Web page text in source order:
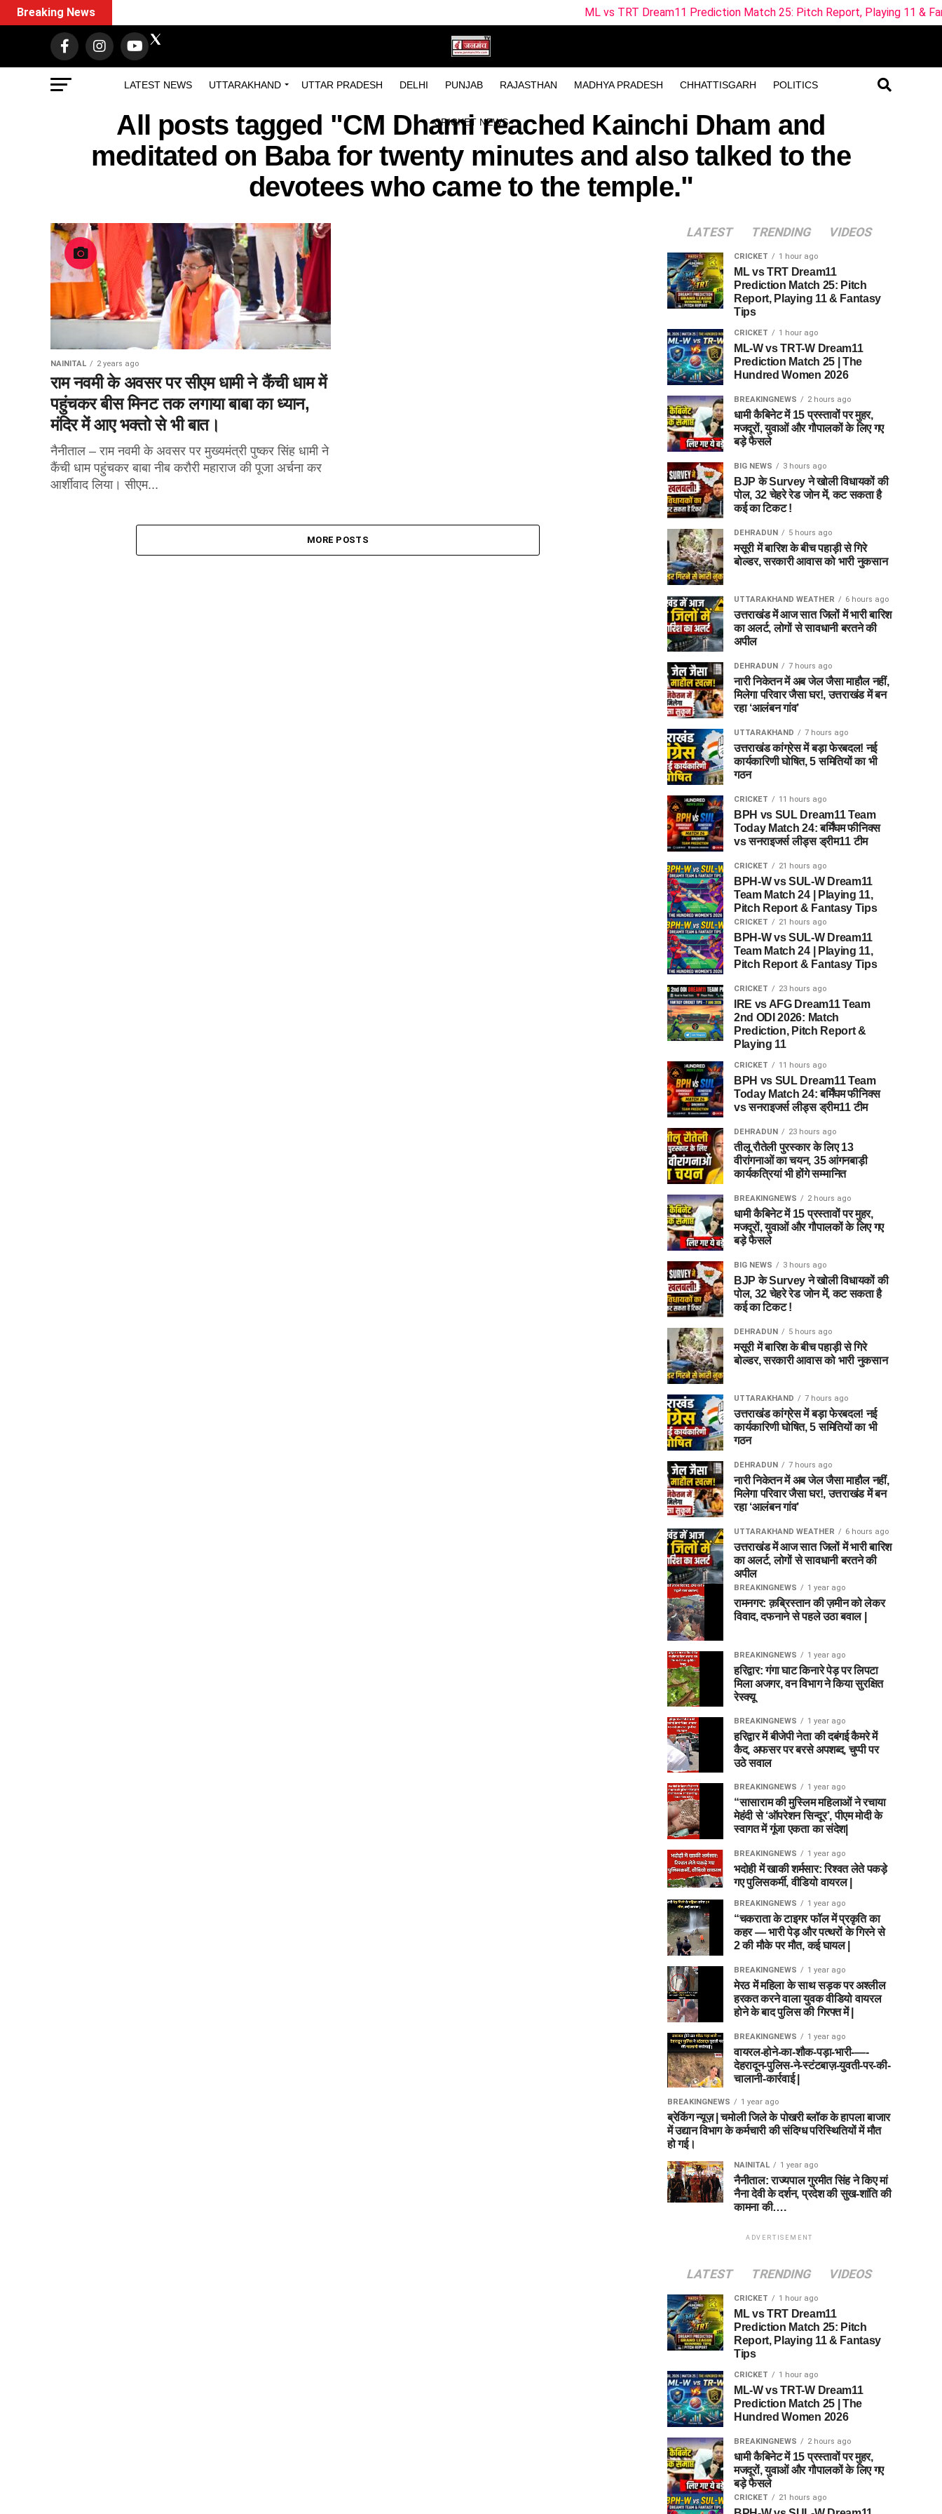
LATEST NEWS UTTARAKHAND UTTAR PRADESH DELHI PUNJAB RAJASTHAN MADHYA PRADESH CHHATTISGARH POLITICS
CRICKET NEWS
Breaking News ML vs TRT Dream11 Prediction Match 25: Pitch Report, Playing 11 & Fantasy Tips
All posts tagged "CM Dhami reached Kainchi Dham and
meditated on Baba for twenty minutes and also talked to the
devotees who came to the temple."
NAINITAL 2 years ago
राम नवमी के अवसर पर सीएम धामी ने कैंची धाम में
पहुंचकर बीस मिनट तक लगाया बाबा का ध्यान,
मंदिर में आए भक्तो से भी बात।
नैनीताल – राम नवमी के अवसर पर मुख्यमंत्री पुष्कर सिंह धामी ने
कैंची धाम पहुंचकर बाबा नीब करौरी महाराज की पूजा अर्चना कर
आर्शीवाद लिया। सीएम...
MORE POSTS
LATEST TRENDING VIDEOS
CRICKET 1 hour ago
ML vs TRT Dream11
Prediction Match 25: Pitch
Report, Playing 11 & Fantasy
Tips
CRICKET 1 hour ago
ML-W vs TRT-W Dream11
Prediction Match 25 | The
Hundred Women 2026
BREAKINGNEWS 2 hours ago
धामी कैबिनेट में 15 प्रस्तावों पर मुहर,
मजदूरों, युवाओं और गौपालकों के लिए गए
बड़े फैसले
BIG NEWS 3 hours ago
BJP के Survey ने खोली विधायकों की
पोल, 32 चेहरे रेड जोन में, कट सकता है
कई का टिकट !
DEHRADUN 5 hours ago
मसूरी में बारिश के बीच पहाड़ी से गिरे
बोल्डर, सरकारी आवास को भारी नुकसान
UTTARAKHAND WEATHER 6 hours ago
उत्तराखंड में आज सात जिलों में भारी बारिश
का अलर्ट, लोगों से सावधानी बरतने की
अपील
DEHRADUN 7 hours ago
नारी निकेतन में अब जेल जैसा माहौल नहीं,
मिलेगा परिवार जैसा घर!, उत्तराखंड में बन
रहा ‘आलंबन गांव’
UTTARAKHAND 7 hours ago
उत्तराखंड कांग्रेस में बड़ा फेरबदल! नई
कार्यकारिणी घोषित, 5 समितियों का भी
गठन
CRICKET 11 hours ago
BPH vs SUL Dream11 Team
Today Match 24: बर्मिंघम फीनिक्स
vs सनराइजर्स लीड्स ड्रीम11 टीम
CRICKET 21 hours ago
BPH-W vs SUL-W Dream11
Team Match 24 | Playing 11,
Pitch Report & Fantasy Tips
CRICKET 21 hours ago
BPH-W vs SUL-W Dream11
Team Match 24 | Playing 11,
Pitch Report & Fantasy Tips
CRICKET 23 hours ago
IRE vs AFG Dream11 Team
2nd ODI 2026: Match
Prediction, Pitch Report &
Playing 11
CRICKET 11 hours ago
BPH vs SUL Dream11 Team
Today Match 24: बर्मिंघम फीनिक्स
vs सनराइजर्स लीड्स ड्रीम11 टीम
DEHRADUN 23 hours ago
तीलू रौतेली पुरस्कार के लिए 13
वीरांगनाओं का चयन, 35 आंगनबाड़ी
कार्यकत्रियां भी होंगे सम्मानित
BREAKINGNEWS 2 hours ago
धामी कैबिनेट में 15 प्रस्तावों पर मुहर,
मजदूरों, युवाओं और गौपालकों के लिए गए
बड़े फैसले
BIG NEWS 3 hours ago
BJP के Survey ने खोली विधायकों की
पोल, 32 चेहरे रेड जोन में, कट सकता है
कई का टिकट !
DEHRADUN 5 hours ago
मसूरी में बारिश के बीच पहाड़ी से गिरे
बोल्डर, सरकारी आवास को भारी नुकसान
UTTARAKHAND 7 hours ago
उत्तराखंड कांग्रेस में बड़ा फेरबदल! नई
कार्यकारिणी घोषित, 5 समितियों का भी
गठन
DEHRADUN 7 hours ago
नारी निकेतन में अब जेल जैसा माहौल नहीं,
मिलेगा परिवार जैसा घर!, उत्तराखंड में बन
रहा ‘आलंबन गांव’
UTTARAKHAND WEATHER 6 hours ago
उत्तराखंड में आज सात जिलों में भारी बारिश
का अलर्ट, लोगों से सावधानी बरतने की
अपील
BREAKINGNEWS 1 year ago
रामनगर: क़ब्रिस्तान की ज़मीन को लेकर
विवाद, दफनाने से पहले उठा बवाल |
BREAKINGNEWS 1 year ago
हरिद्वार: गंगा घाट किनारे पेड़ पर लिपटा
मिला अजगर, वन विभाग ने किया सुरक्षित
रेस्क्यू
BREAKINGNEWS 1 year ago
हरिद्वार में बीजेपी नेता की दबंगई कैमरे में
कैद, अफसर पर बरसे अपशब्द, चुप्पी पर
उठे सवाल
BREAKINGNEWS 1 year ago
“सासाराम की मुस्लिम महिलाओं ने रचाया
मेहंदी से ‘ऑपरेशन सिन्दूर’, पीएम मोदी के
स्वागत में गूंजा एकता का संदेश|
BREAKINGNEWS 1 year ago
भदोही में खाकी शर्मसार: रिश्वत लेते पकड़े
गए पुलिसकर्मी, वीडियो वायरल |
BREAKINGNEWS 1 year ago
“चकराता के टाइगर फॉल में प्रकृति का
कहर — भारी पेड़ और पत्थरों के गिरने से
2 की मौके पर मौत, कई घायल |
BREAKINGNEWS 1 year ago
मेरठ में महिला के साथ सड़क पर अश्लील
हरकत करने वाला युवक वीडियो वायरल
होने के बाद पुलिस की गिरफ्त में |
BREAKINGNEWS 1 year ago
वायरल-होने-का-शौक-पड़ा-भारी-—-
देहरादून-पुलिस-ने-स्टंटबाज़-युवती-पर-की-
चालानी-कार्रवाई |
BREAKINGNEWS 1 year ago
ब्रेकिंग न्यूज़ | चमोली जिले के पोखरी ब्लॉक के हापला बाजार
में उद्यान विभाग के कर्मचारी की संदिग्ध परिस्थितियों में मौत
हो गई।
NAINITAL 1 year ago
नैनीताल: राज्यपाल गुरमीत सिंह ने किए मां
नैना देवी के दर्शन, प्रदेश की सुख-शांति की
कामना की….
ADVERTISEMENT
LATEST TRENDING VIDEOS
CRICKET 1 hour ago
ML vs TRT Dream11
Prediction Match 25: Pitch
Report, Playing 11 & Fantasy
Tips
CRICKET 1 hour ago
ML-W vs TRT-W Dream11
Prediction Match 25 | The
Hundred Women 2026
BREAKINGNEWS 2 hours ago
धामी कैबिनेट में 15 प्रस्तावों पर मुहर,
मजदूरों, युवाओं और गौपालकों के लिए गए
बड़े फैसले
CRICKET 21 hours ago